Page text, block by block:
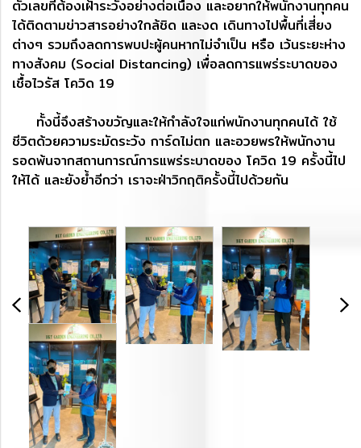
ตัวเลขที่ต้องเฝ้าระวังอย่างต่อเนื่อง และอยากให้พนักงานทุกคน
ได้ติดตามข่าวสารอย่างใกล้ชิด และงด เดินทางไปพื้นที่เสี่ยง
ต่างๆ รวมถึงลดการพบปะผู้คนหากไม่จำเป็น หรือ เว้นระยะห่าง
ทางสังคม (Social Distancing) เพื่อลดการแพร่ระบาดของ
เชื้อไวรัส โควิด 19
ทั้งนี้จึงสร้างขวัญและให้กำลังใจแก่พนักงานทุกคนได้ ใช้
ชีวิตด้วยความระมัดระวัง การ์ดไม่ตก และอวยพรให้พนักงาน
รอดพ้นจากสถานการณ์การแพร่ระบาดของ โควิด 19 ครั้งนี้ไป
ให้ได้ และยังย้ำอีกว่า เราจะฝ่าวิกฤติครั้งนี้ไปด้วยกัน